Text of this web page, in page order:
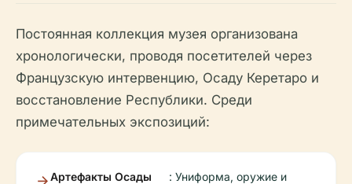
Постоянная коллекция музея организована
хронологически, проводя посетителей через
Французскую интервенцию, Осаду Керетаро и
восстановление Республики. Среди
примечательных экспозиций:
Артефакты Осады
: Униформа, оружие и